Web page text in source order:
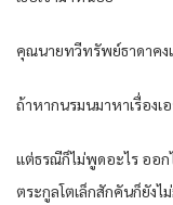
คุณนายทวีทรัพย์ธาดาคง
ถ้าหากนรมนมาหาเรื่องเ
แต่ธรณีก็ไม่พูดอะไร ออก
ตระกูลโตเล็กสักคันก็ยังไ